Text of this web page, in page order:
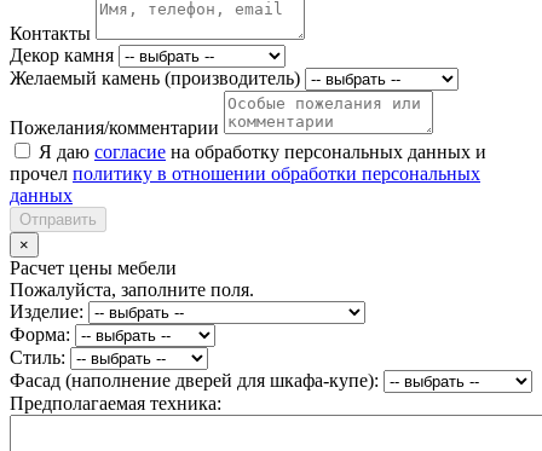
Контакты
Декор камня
Желаемый камень (производитель)
Пожелания/комментарии
Я даю согласие на обработку персональных данных и
прочел политику в отношении обработки персональных
данных
Отправить
×
Расчет цены мебели
Пожалуйста, заполните поля.
Изделие:
Форма:
Стиль:
Фасад (наполнение дверей для шкафа-купе):
Предполагаемая техника: